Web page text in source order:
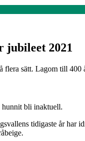
jubileet 2021
sätt. Lagom till
hunnit bli inaktuell.
tidigaste år